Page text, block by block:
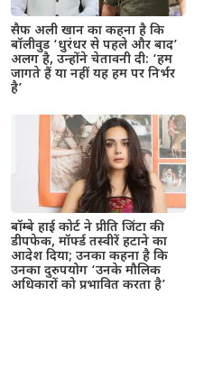
सैफ अली खान का कहना है कि
बॉलीवुड ‘धुरंधर से पहले और बाद’
अलग है, उन्होंने चेतावनी दी: ‘हम
जागते हैं या नहीं यह हम पर निर्भर
है’
बॉम्बे हाई कोर्ट ने प्रीति जिंटा की
डीपफेक, मॉर्फ्ड तस्वीरें हटाने का
आदेश दिया; उनका कहना है कि
उनका दुरुपयोग ‘उनके मौलिक
अधिकारों को प्रभावित करता है’